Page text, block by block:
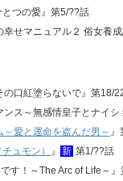
つの愛』第5/??話
せマニュアル２ 俗女養
口紅塗らないで』第18/
ス～無感情皇子とナイ
～愛と運命を盗んだ男～ 』
ュモン） 』 新 第1/??話
す！～The Arc of Life～